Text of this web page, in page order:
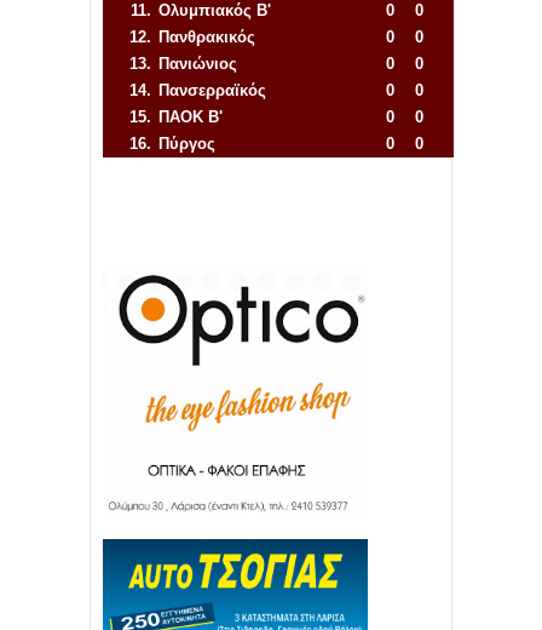
11. Ολυμπιακός Β' 0
0
12. Πανθρακικός 0
0
13. Πανιώνιος 0
0
14. Πανσερραϊκός 0
0
15. ΠΑΟΚ Β' 0
0
16. Πύργος 0
0